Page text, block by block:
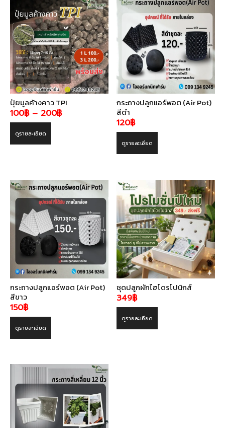
ปุ๋ยมูลค้างคาว TPI
100฿ – 200฿Price
ดูรายละเอียด
กระถางปลูกแอร์พอต (Air Pot)
สีดำ
120฿
ดูรายละเอียด
กระถางปลูกแอร์พอต (Air Pot)
สีขาว
150฿
ดูรายละเอียด
ชุดปลูกผักไฮโดรโปนิกส์
349฿
ดูรายละเอียด